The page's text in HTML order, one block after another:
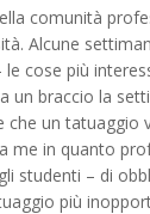
comunità
Alcune
cose più
un braccio la
che un
me in quanto
studenti – di
più